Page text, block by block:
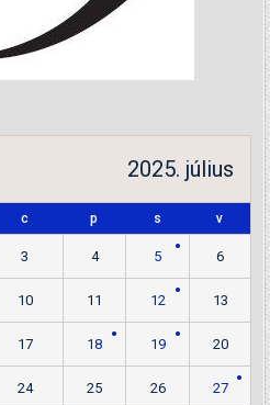
2025. július
c p s v
3 4 5 6
10 11 12 13
17 18 19 20
24 25 26 27